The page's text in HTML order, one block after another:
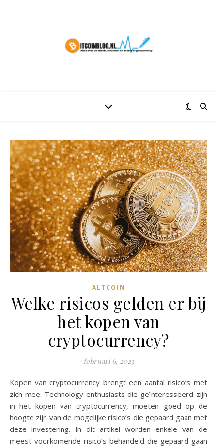
ALTCOIN
Welke risicos gelden er bij
het kopen van
cryptocurrency?
februari 6, 2023
Kopen van cryptocurrency brengt een aantal risico’s met
zich mee. Technology enthusiasts die geïnteresseerd zijn
in het kopen van cryptocurrency, moeten goed op de
hoogte zijn van de mogelijke risico’s die gepaard gaan met
deze investering. In dit artikel worden enkele van de
meest voorkomende risico’s behandeld die gepaard gaan